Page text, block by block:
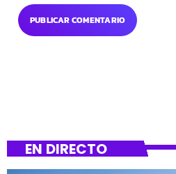
EN DIRECTO